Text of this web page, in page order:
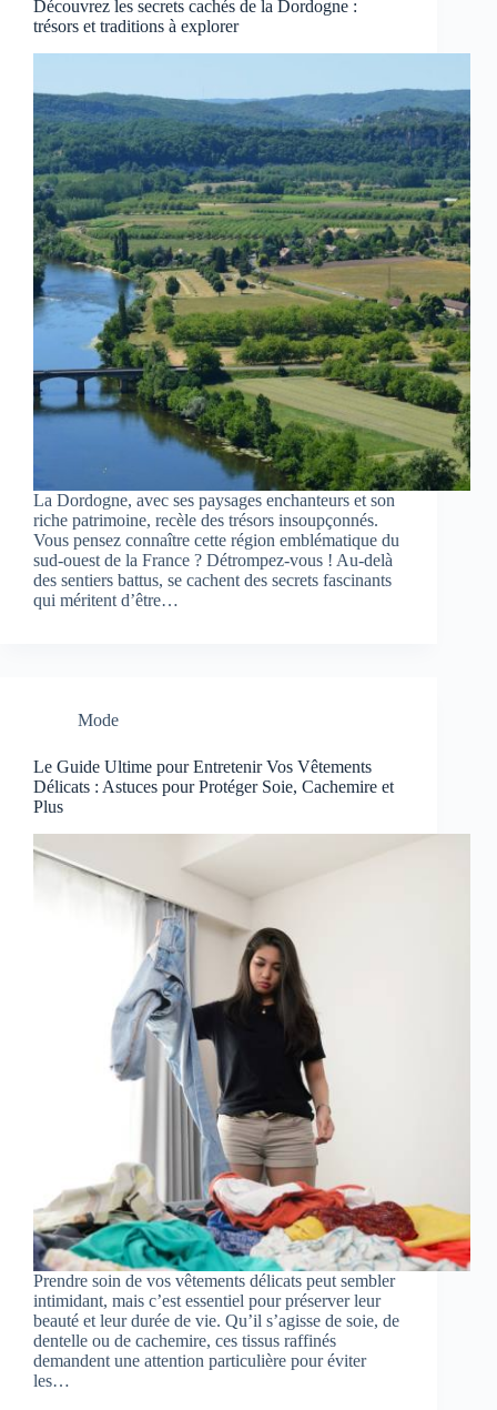
Découvrez les secrets cachés de la Dordogne :
trésors et traditions à explorer
La Dordogne, avec ses paysages enchanteurs et son
riche patrimoine, recèle des trésors insoupçonnés.
Vous pensez connaître cette région emblématique du
sud-ouest de la France ? Détrompez-vous ! Au-delà
des sentiers battus, se cachent des secrets fascinants
qui méritent d’être…
Mode
Le Guide Ultime pour Entretenir Vos Vêtements
Délicats : Astuces pour Protéger Soie, Cachemire et
Plus
Prendre soin de vos vêtements délicats peut sembler
intimidant, mais c’est essentiel pour préserver leur
beauté et leur durée de vie. Qu’il s’agisse de soie, de
dentelle ou de cachemire, ces tissus raffinés
demandent une attention particulière pour éviter
les…